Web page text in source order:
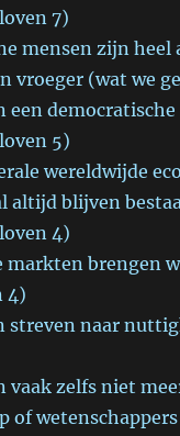
7)
mensen zijn heel
vroeger (wat we
een
5)
wereldwijde
altijd blijven
4)
markten brengen
4)
streven naar
vaak zelfs niet
of